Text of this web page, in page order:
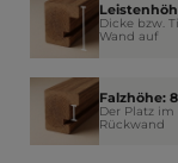
Dicke bzw.
Wand auf
Falzhöhe:
Der Platz im
Rückwand